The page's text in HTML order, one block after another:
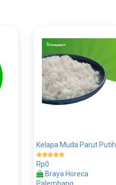
Kelapa Muda Parut Putih
Rp0
Braya Horeca
Palembang